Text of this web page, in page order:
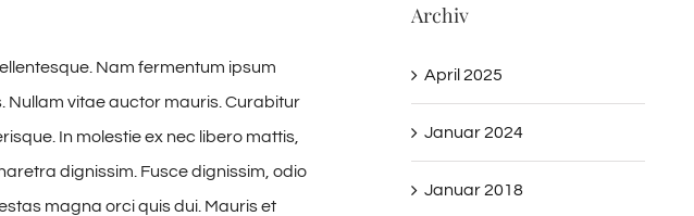
Nam fermentum ipsum
Nullam vitae auctor mauris. Curabitur
In molestie ex nec libero mattis,
dignissim. Fusce dignissim, odio
magna orci quis dui. Mauris et
Archiv
April 2025
Januar 2024
Januar 2018